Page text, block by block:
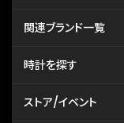
関連ブランド一覧
時計を探す
ストア/イベント